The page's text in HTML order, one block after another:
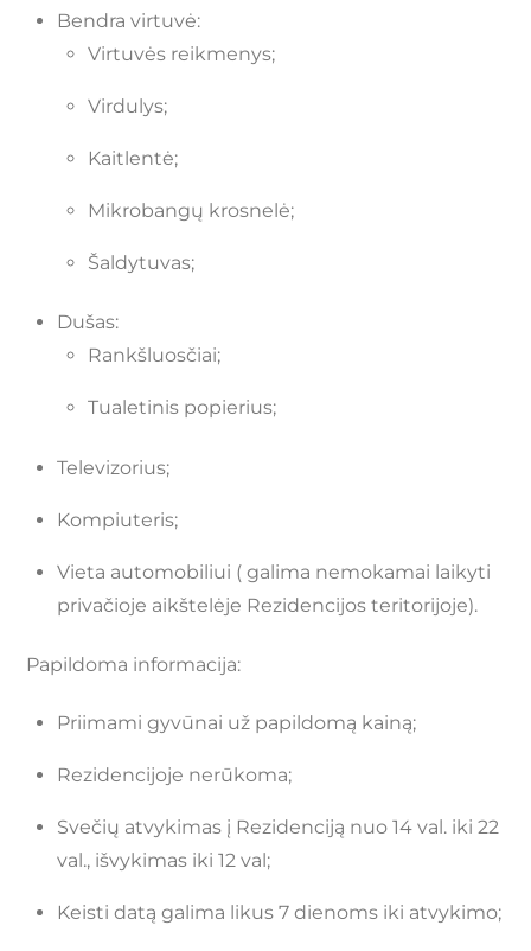
Bendra virtuvė:
Virtuvės reikmenys;
Virdulys;
Kaitlentė;
Mikrobangų krosnelė;
Šaldytuvas;
Dušas:
Rankšluosčiai;
Tualetinis popierius;
Televizorius;
Kompiuteris;
Vieta automobiliui ( galima nemokamai laikyti
privačioje aikštelėje Rezidencijos teritorijoje).
Papildoma informacija:
Priimami gyvūnai už papildomą kainą;
Rezidencijoje nerūkoma;
Svečių atvykimas į Rezidenciją nuo 14 val. iki 22
val., išvykimas iki 12 val;
Keisti datą galima likus 7 dienoms iki atvykimo;